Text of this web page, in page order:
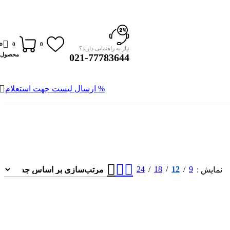
نیاز به راهنمایی دارید؟
021-77783644
0
0
محصول
% ارسال لیست جهت استعلام
نمایش 9
12
18
24